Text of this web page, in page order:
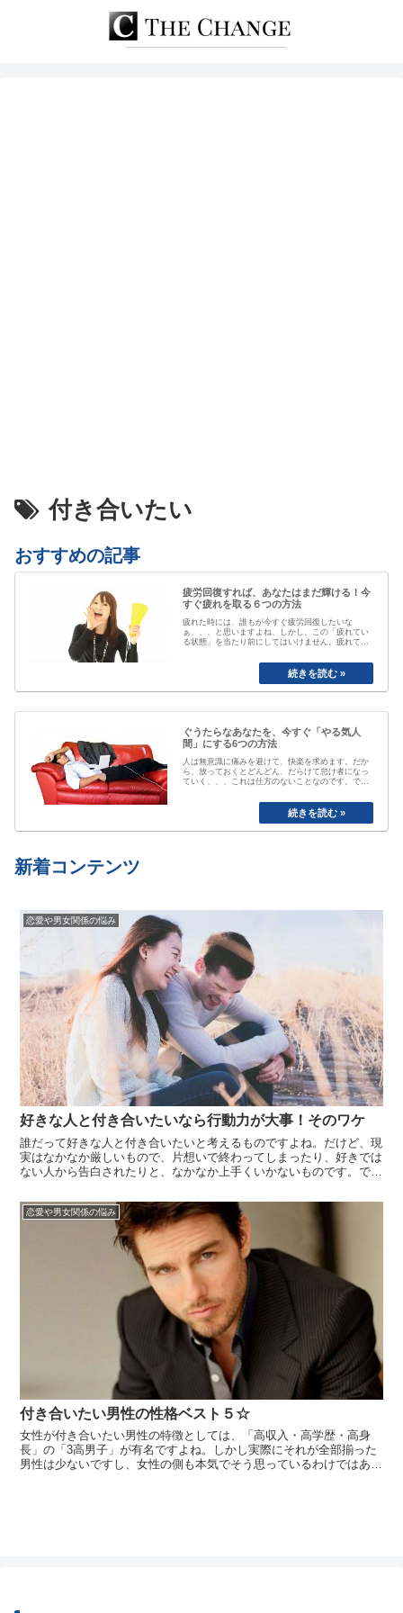
付き合いたい
おすすめの記事
疲労回復すれば、あなたはまだ輝ける！今
すぐ疲れを取る６つの方法
疲れた時には、誰もが今すぐ疲労回復したいな
ぁ、、、と思いますよね、しかし、この「疲れてい
る状態」を当たり前にしてはいけません。疲れてい
がて気付かなくなってしまいます。「最近疲れてい
ますよね」と誰かに声を掛けられるまで、自分は大
丈夫と思ってしまっていたり、いつのまにか覇気が
感…
ぐうたらなあなたを、今すぐ「やる気人
間」にする6つの方法
人は無意識に痛みを避けて、快楽を求めます。だか
ら、放っておくとどんどん、だらけて怠け者になっ
ていく、、、これは仕方のないことなのです。で
私も以前は、おもいきり、「ぐうたら属性」でし
た。食べたら寝る、めんどくさいから明日でいい
や、、と言い続けて結局やらない、忘れてしまう
etc…
新着コンテンツ
恋愛や男女関係の悩み
好きな人と付き合いたいなら行動力が大事！そのワケ
誰だって好きな人と付き合いたいと考えるものですよね。だけど、現
実はなかなか厳しいもので、片想いで終わってしまったり、好きでは
ない人から告白されたりと、なかなか上手くいかないものです。で
いせいかもしれませんよ。ただ相手に気持ちを寄せているだけで、好
きな人から告...
恋愛や男女関係の悩み
付き合いたい男性の性格ベスト５☆
女性が付き合いたい男性の特徴としては、「高収入・高学歴・高身
長」の「3高男子」が有名ですよね。しかし実際にそれが全部揃った
男性は少ないですし、女性の側も本気でそう思っているわけではあり